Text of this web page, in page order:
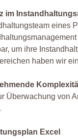
im
eines
um ihre
haben wir
Überwachung von
Excel